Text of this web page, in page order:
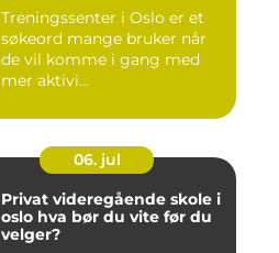
Treningssenter i Oslo er et
søkeord mange bruker når
de vil komme i gang med
mer aktivi...
06. jul
Privat videregående skole i
oslo hva bør du vite før du
velger?